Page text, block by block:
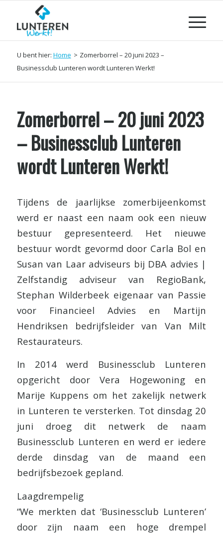
U bent hier: Home > Zomerborrel – 20 juni 2023 –
Businessclub Lunteren wordt Lunteren Werkt!
Zomerborrel – 20 juni 2023
– Businessclub Lunteren
wordt Lunteren Werkt!
Tijdens de jaarlijkse zomerbijeenkomst
werd er naast een naam ook een nieuw
bestuur gepresenteerd. Het nieuwe
bestuur wordt gevormd door Carla Bol en
Susan van Laar adviseurs bij DBA advies |
Zelfstandig adviseur van RegioBank,
Stephan Wilderbeek eigenaar van Passie
voor Financieel Advies en Martijn
Hendriksen bedrijfsleider van Van Milt
Restaurateurs.
In 2014 werd Businessclub Lunteren
opgericht door Vera Hogewoning en
Marije Kuppens om het zakelijk netwerk
in Lunteren te versterken. Tot dinsdag 20
juni droeg dit netwerk de naam
Businessclub Lunteren en werd er iedere
derde dinsdag van de maand een
bedrijfsbezoek gepland.
Laagdrempelig
“We merkten dat ‘Businessclub Lunteren’
door zijn naam een hoge drempel